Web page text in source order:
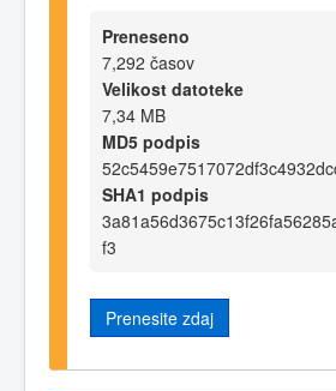
Preneseno
7,292 časov
Velikost datoteke
7,34 MB
MD5 podpis
SHA1 podpis
f3
Prenesite zdaj